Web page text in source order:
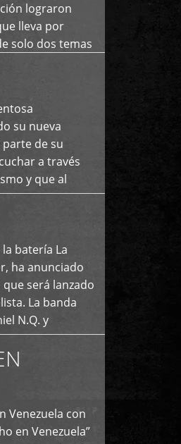
lograron
lleva por
solo dos temas
su nueva
de su
a través
y que al
batería La
ha anunciado
será lanzado
La banda
N.Q. y
Venezuela con
en Venezuela”